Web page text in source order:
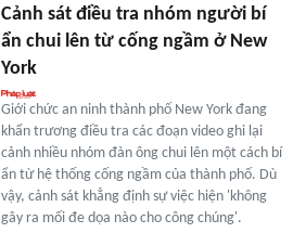
Cảnh sát điều tra nhóm người bí
ẩn chui lên từ cống ngầm ở New
York
Giới chức an ninh thành phố New York đang
khẩn trương điều tra các đoạn video ghi lại
cảnh nhiều nhóm đàn ông chui lên một cách bí
ẩn từ hệ thống cống ngầm của thành phố. Dù
vậy, cảnh sát khẳng định sự việc hiện 'không
gây ra mối đe dọa nào cho công chúng'.